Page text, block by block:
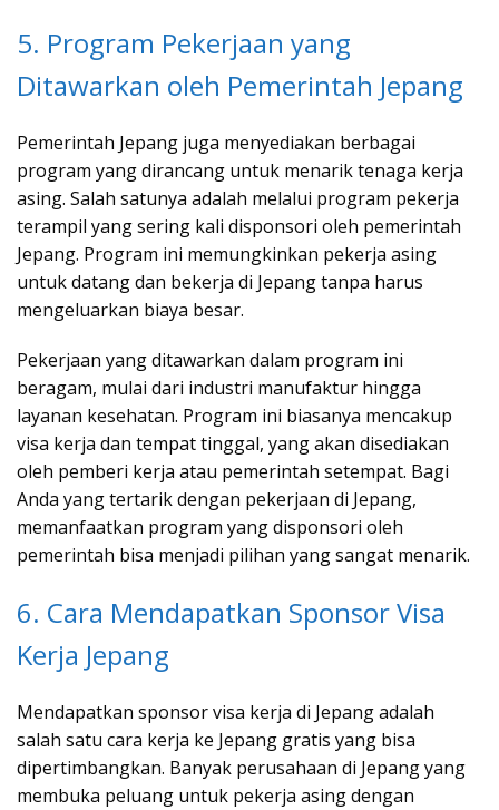
5. Program Pekerjaan yang
Ditawarkan oleh Pemerintah Jepang
Pemerintah Jepang juga menyediakan berbagai
program yang dirancang untuk menarik tenaga kerja
asing. Salah satunya adalah melalui program pekerja
terampil yang sering kali disponsori oleh pemerintah
Jepang. Program ini memungkinkan pekerja asing
untuk datang dan bekerja di Jepang tanpa harus
mengeluarkan biaya besar.
Pekerjaan yang ditawarkan dalam program ini
beragam, mulai dari industri manufaktur hingga
layanan kesehatan. Program ini biasanya mencakup
visa kerja dan tempat tinggal, yang akan disediakan
oleh pemberi kerja atau pemerintah setempat. Bagi
Anda yang tertarik dengan pekerjaan di Jepang,
memanfaatkan program yang disponsori oleh
pemerintah bisa menjadi pilihan yang sangat menarik.
6. Cara Mendapatkan Sponsor Visa
Kerja Jepang
Mendapatkan sponsor visa kerja di Jepang adalah
salah satu cara kerja ke Jepang gratis yang bisa
dipertimbangkan. Banyak perusahaan di Jepang yang
membuka peluang untuk pekerja asing dengan